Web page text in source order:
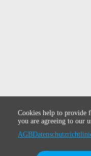
Cookies help to provide
you are agreeing to our
AGB